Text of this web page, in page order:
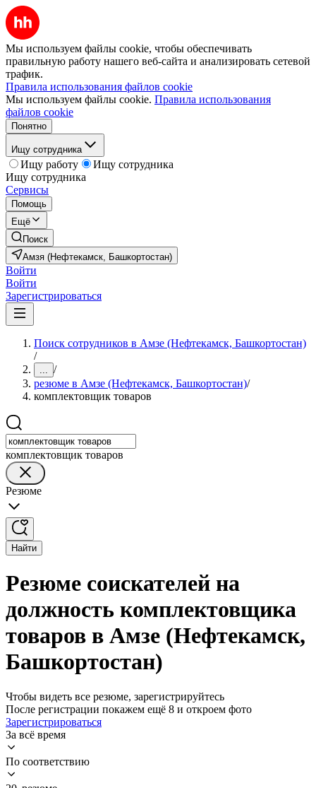
Мы используем файлы cookie, чтобы обеспечивать
правильную работу нашего веб-сайта и анализировать сетевой
трафик.
Правила использования файлов cookie
Мы используем файлы cookie. Правила использования
файлов cookie
Понятно
Ищу сотрудника
Ищу работу
Ищу сотрудника
Ищу сотрудника
Сервисы
Помощь
Ещё
Поиск
Амзя (Нефтекамск, Башкортостан)
Войти
Войти
Зарегистрироваться
Поиск сотрудников в Амзе (Нефтекамск, Башкортостан)
/
... /
резюме в Амзе (Нефтекамск, Башкортостан)/
комплектовщик товаров
комплектовщик товаров
Резюме
Найти
Резюме соискателей на
должность комплектовщика
товаров в Амзе (Нефтекамск,
Башкортостан)
Чтобы видеть все резюме, зарегистрируйтесь
После регистрации покажем ещё 8 и откроем фото
Зарегистрироваться
За всё время
По соответствию